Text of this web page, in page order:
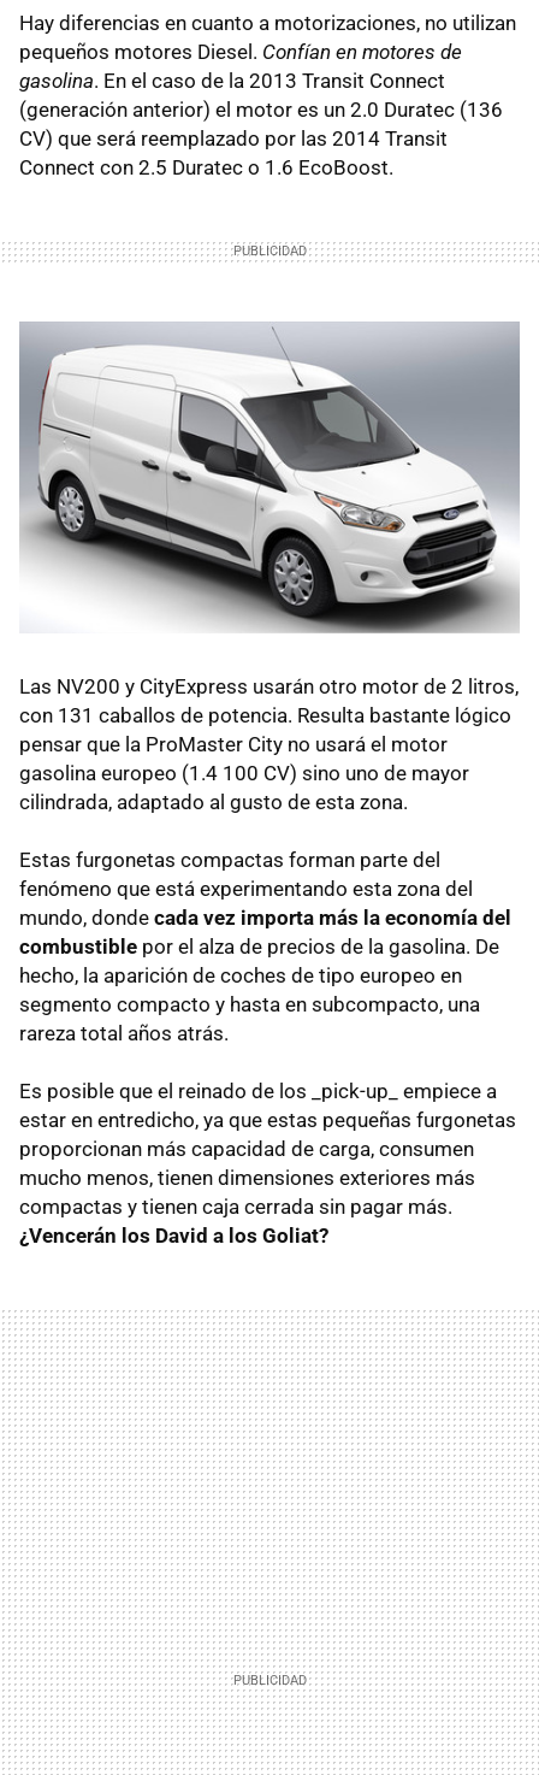
Hay diferencias en cuanto a motorizaciones, no utilizan
pequeños motores Diesel. Confían en motores de
gasolina. En el caso de la 2013 Transit Connect
(generación anterior) el motor es un 2.0 Duratec (136
CV) que será reemplazado por las 2014 Transit
Connect con 2.5 Duratec o 1.6 EcoBoost.
Las NV200 y CityExpress usarán otro motor de 2 litros,
con 131 caballos de potencia. Resulta bastante lógico
pensar que la ProMaster City no usará el motor
gasolina europeo (1.4 100 CV) sino uno de mayor
cilindrada, adaptado al gusto de esta zona.
Estas furgonetas compactas forman parte del
fenómeno que está experimentando esta zona del
mundo, donde cada vez importa más la economía del
combustible por el alza de precios de la gasolina. De
hecho, la aparición de coches de tipo europeo en
segmento compacto y hasta en subcompacto, una
rareza total años atrás.
Es posible que el reinado de los _pick-up_ empiece a
estar en entredicho, ya que estas pequeñas furgonetas
proporcionan más capacidad de carga, consumen
mucho menos, tienen dimensiones exteriores más
compactas y tienen caja cerrada sin pagar más.
¿Vencerán los David a los Goliat?